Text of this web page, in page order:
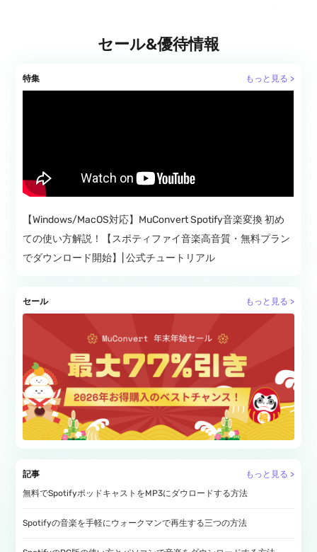
セール&優待情報
特集 もっと見る >
【Windows/MacOS対応】MuConvert Spotify音楽変換 初め
ての使い方解説！【スポティファイ音楽高音質・無料プラン
でダウンロード開始】| 公式チュートリアル
セール もっと見る >
記事
もっと見る >
無料でSpotifyポッドキャストをMP3にダウロードする方法
Spotifyの音楽を手軽にウォークマンで再生する三つの方法